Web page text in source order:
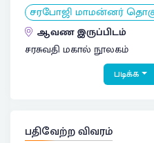
சரபோஜி மாமன்னர்
ஆவண இருப்பிடம்
சரசுவதி மகால் நூலகம்
படிக்க
பதிவேற்ற விவரம்